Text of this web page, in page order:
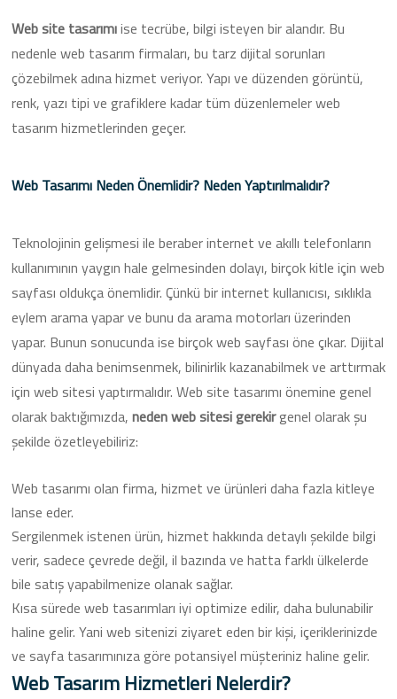
Web site tasarımıise tecrübe, bilgi isteyen bir alandır. Bu
nedenle web tasarım firmaları, bu tarz dijital sorunları
çözebilmek adına hizmet veriyor. Yapı ve düzenden görüntü,
renk, yazı tipi ve grafiklere kadar tüm düzenlemeler web
tasarım hizmetlerinden geçer.
Web Tasarımı Neden Önemlidir? Neden Yaptırılmalıdır?
Teknolojinin gelişmesi ile beraber internet ve akıllı telefonların
kullanımının yaygın hale gelmesinden dolayı, birçok kitle için web
sayfası oldukça önemlidir. Çünkü bir internet kullanıcısı, sıklıkla
eylem arama yapar ve bunu da arama motorları üzerinden
yapar. Bunun sonucunda ise birçok web sayfası öne çıkar. Dijital
dünyada daha benimsenmek, bilinirlik kazanabilmek ve arttırmak
için web sitesi yaptırmalıdır. Web site tasarımı önemine genel
olarak baktığımızda, neden web sitesi gerekirgenel olarak şu
şekilde özetleyebiliriz:
Web tasarımı olan firma, hizmet ve ürünleri daha fazla kitleye
lanse eder.
Sergilenmek istenen ürün, hizmet hakkında detaylı şekilde bilgi
verir, sadece çevrede değil, il bazında ve hatta farklı ülkelerde
bile satış yapabilmenize olanak sağlar.
Kısa sürede web tasarımları iyi optimize edilir, daha bulunabilir
haline gelir. Yani web sitenizi ziyaret eden bir kişi, içeriklerinizde
ve sayfa tasarımınıza göre potansiyel müşteriniz haline gelir.
Web Tasarım Hizmetleri Nelerdir?